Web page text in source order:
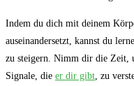
Indem du dich mit deinem
auseinandersetzt, kannst du
zu steigern. Nimm dir die Zeit,
Signale, die er dir gibt , zu